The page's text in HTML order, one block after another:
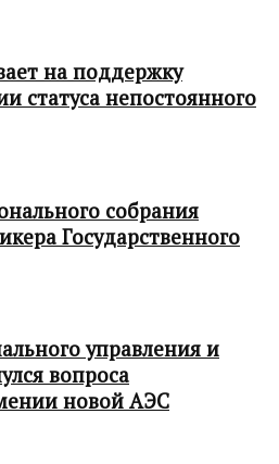
на поддержку
статуса непостоянного
собрания
Государственного
управления и
вопроса
новой АЭС